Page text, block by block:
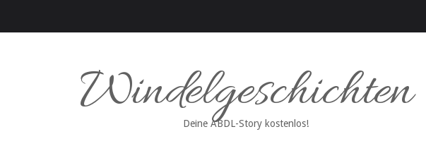
Windelgeschichten
Deine ABDL-Story kostenlos!